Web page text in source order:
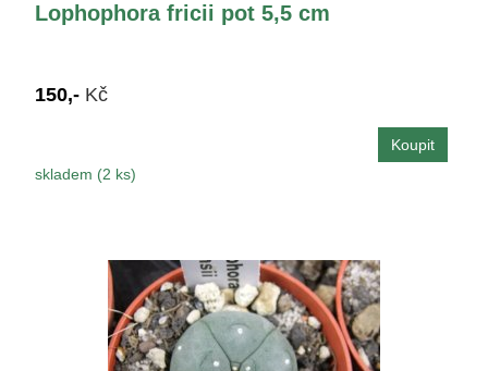
Lophophora fricii pot 5,5 cm
150,- Kč
skladem (2 ks)